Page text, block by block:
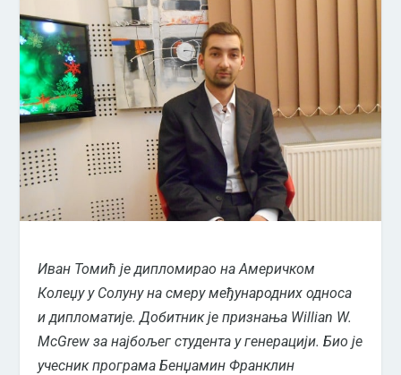
Иван Томић је дипломирао на Америчком
Колеџу у Солуну на смеру међународних односа
и дипломатије. Добитник је признања Willian W.
McGrew за најбољег студента у генерацији. Био је
учесник програма Бенџамин Франклин